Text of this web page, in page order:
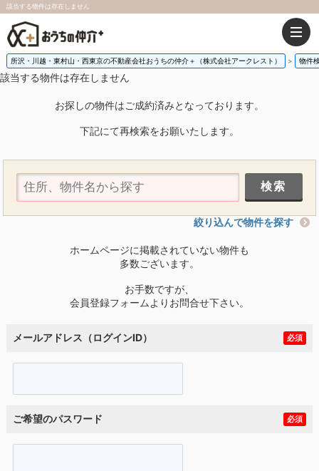
該当する物件は存在しません
所沢・川越・東村山・西東京の不動産会社おうちの仲介＋（株式会社アークレスト） 物件
該当する物件は存在しません
お探しの物件はご成約済みとなっております。
下記にて再検索をお願いたします。
絞り込んで物件を探す
ホームページに掲載されていない物件も
多数ございます。
お手数ですが、
会員登録フォームよりお問合せ下さい。
メールアドレス（ログインID） 必須
ご希望のパスワード 必須